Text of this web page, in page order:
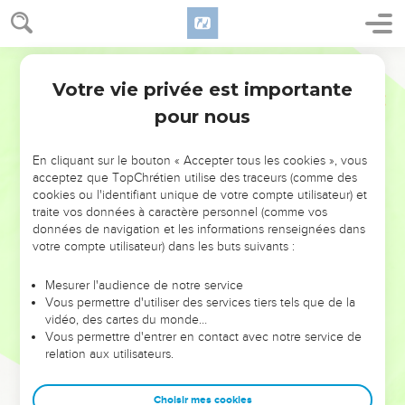
NE MANQUEZ PAS L’ÉVÉNEMENT
DE L’ANNÉE !
ET SI LEURS ERREURS POUVAIENT VOUS ÉVITER LES
VOTRES ?
leur foi ou leur vision. Mais on voit moins les doutes, les erreurs
et les saisons difficiles qu'ils ont traversés, alors même que ce
sont elles qui les ont façonnés.
Dans cette conférence, leaders, entrepreneurs, et responsables
clés pour avancer avec plus de sagesse afin que leurs erreurs
Votre vie privée est importante
pour nous
En cliquant sur le bouton « Accepter tous les cookies », vous
acceptez que TopChrétien utilise des traceurs (comme des
cookies ou l'identifiant unique de votre compte utilisateur) et
traite vos données à caractère personnel (comme vos
données de navigation et les informations renseignées dans
votre compte utilisateur) dans les buts suivants :
Mesurer l'audience de notre service
Vous permettre d'utiliser des services tiers tels que de la
vidéo, des cartes du monde…
Vous permettre d'entrer en contact avec notre service de
relation aux utilisateurs.
Choisir mes cookies